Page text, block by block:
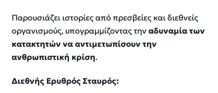
Παρουσιάζει ιστορίες από πρεσβείες και διεθνείς
οργανισμούς, υπογραμμίζοντας τηναδυναμία των
κατακτητών να αντιμετωπίσουν την
ανθρωπιστική κρίση.
Διεθνής Ερυθρός Σταυρός: